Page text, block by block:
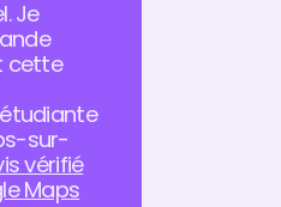
Je
cette
sur-
vérifié
Maps